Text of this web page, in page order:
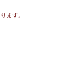
ます。